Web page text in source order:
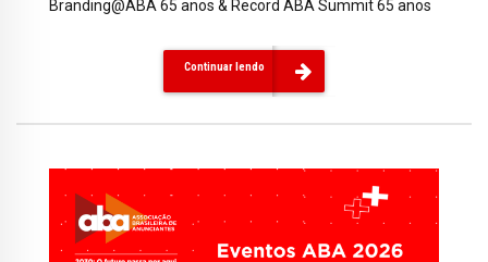
Branding@ABA 65 anos & Record ABA Summit 65 anos
Continuar lendo